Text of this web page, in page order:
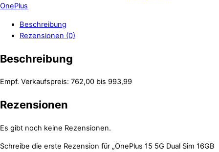
OnePlus
Beschreibung
Rezensionen (0)
Beschreibung
Empf. Verkaufspreis: 762,00 bis 993,99
Rezensionen
Es gibt noch keine Rezensionen.
Schreibe die erste Rezension für „OnePlus 15 5G Dual Sim 16GB